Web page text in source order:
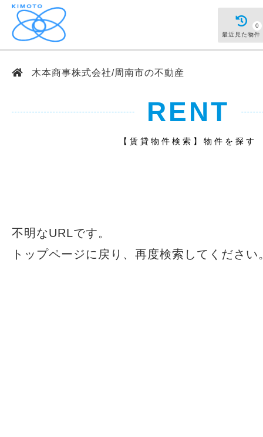
最近見た物件
0
木本商事株式会社/周南市の不動産
RENT
【賃貸物件検索】物件を探す
不明なURLです。
トップページに戻り、再度検索してください